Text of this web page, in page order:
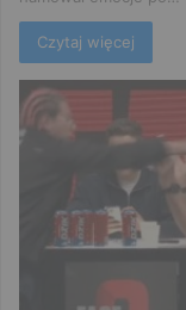
Czytaj więcej